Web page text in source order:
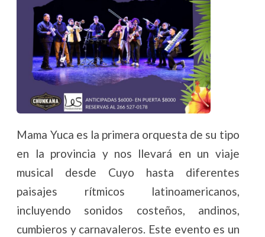
Mama Yuca es la primera orquesta de su tipo
en la provincia y nos llevará en un viaje
musical desde Cuyo hasta diferentes
paisajes rítmicos latinoamericanos,
incluyendo sonidos costeños, andinos,
cumbieros y carnavaleros. Este evento es un